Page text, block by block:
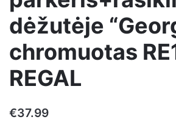
dėžutėje
chromuotas
REGAL
€37.99